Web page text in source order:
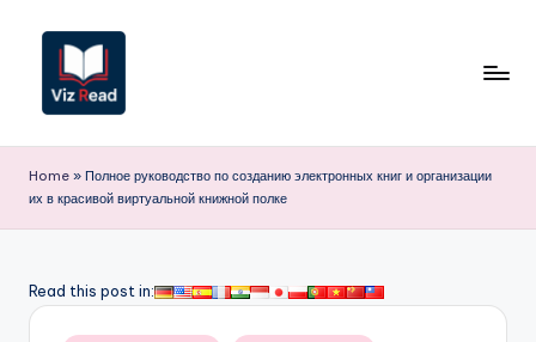
Перейти
содержимому
iz
R
a
Home » Полное руководство по созданию электронных книг и организации
их в красивой виртуальной книжной полке
Read this post in: